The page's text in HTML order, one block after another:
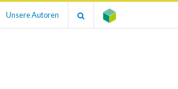
Unsere Autoren